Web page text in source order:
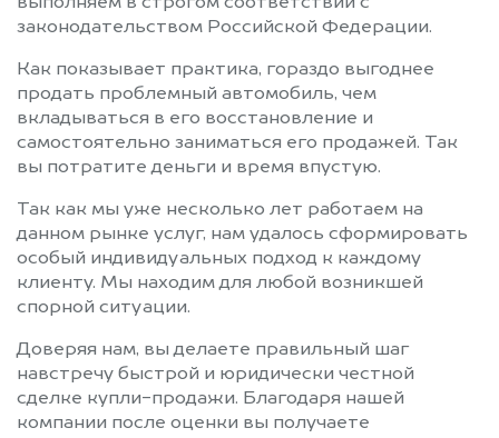
законодательством Российской Федерации.
Как показывает практика, гораздо выгоднее
продать проблемный автомобиль, чем
вкладываться в его восстановление и
самостоятельно заниматься его продажей. Так
вы потратите деньги и время впустую.
Так как мы уже несколько лет работаем на
данном рынке услуг, нам удалось сформировать
особый индивидуальных подход к каждому
клиенту. Мы находим для любой возникшей
спорной ситуации.
Доверяя нам, вы делаете правильный шаг
навстречу быстрой и юридически честной
сделке купли-продажи. Благодаря нашей
компании после оценки вы получаете